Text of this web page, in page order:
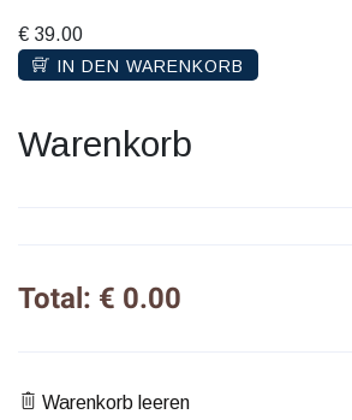
€ 39.00
IN DEN WARENKORB
Warenkorb
Total: € 0.00
Warenkorb leeren